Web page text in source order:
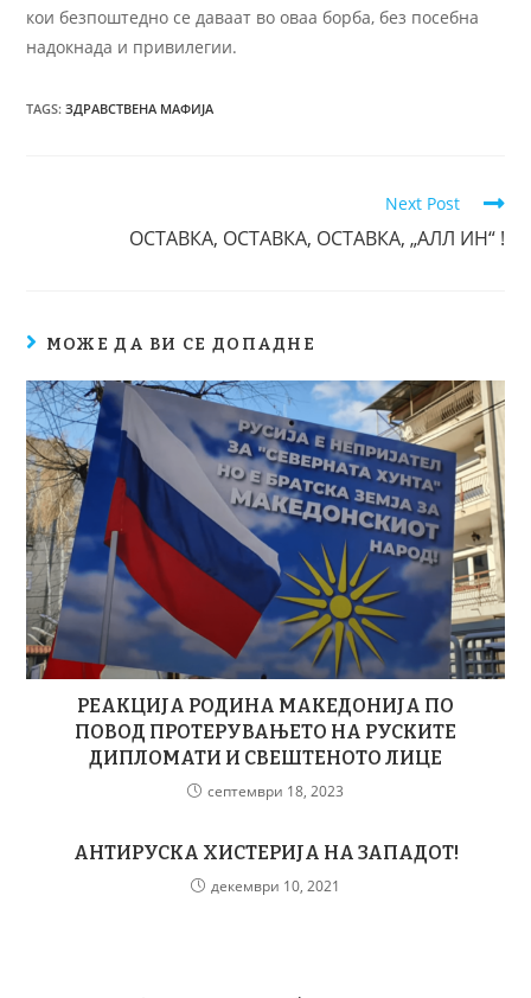
кои безпоштедно се даваат во оваа борба, без посебна
надокнада и привилегии.
TAGS:ЗДРАВСТВЕНА МАФИЈА
Next Post
ОСТАВКА, ОСТАВКА, ОСТАВКА, „АЛЛ ИН“ !
МОЖЕ ДА ВИ СЕ ДОПАДНЕ
РЕАКЦИЈА РОДИНА МАКЕДОНИЈА ПО
ПОВОД ПРОТЕРУВАЊЕTO НА РУСКИТЕ
ДИПЛОМАТИ И СВЕШТЕНОТО ЛИЦЕ
септември 18, 2023
АНТИРУСКА ХИСТЕРИЈА НА ЗАПАДОТ!
декември 10, 2021